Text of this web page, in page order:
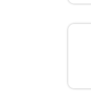
ระยะ
ประ
จ้าง
สนับ
ประช